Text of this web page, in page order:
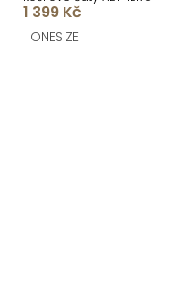
1 399 Kč
ONESIZE